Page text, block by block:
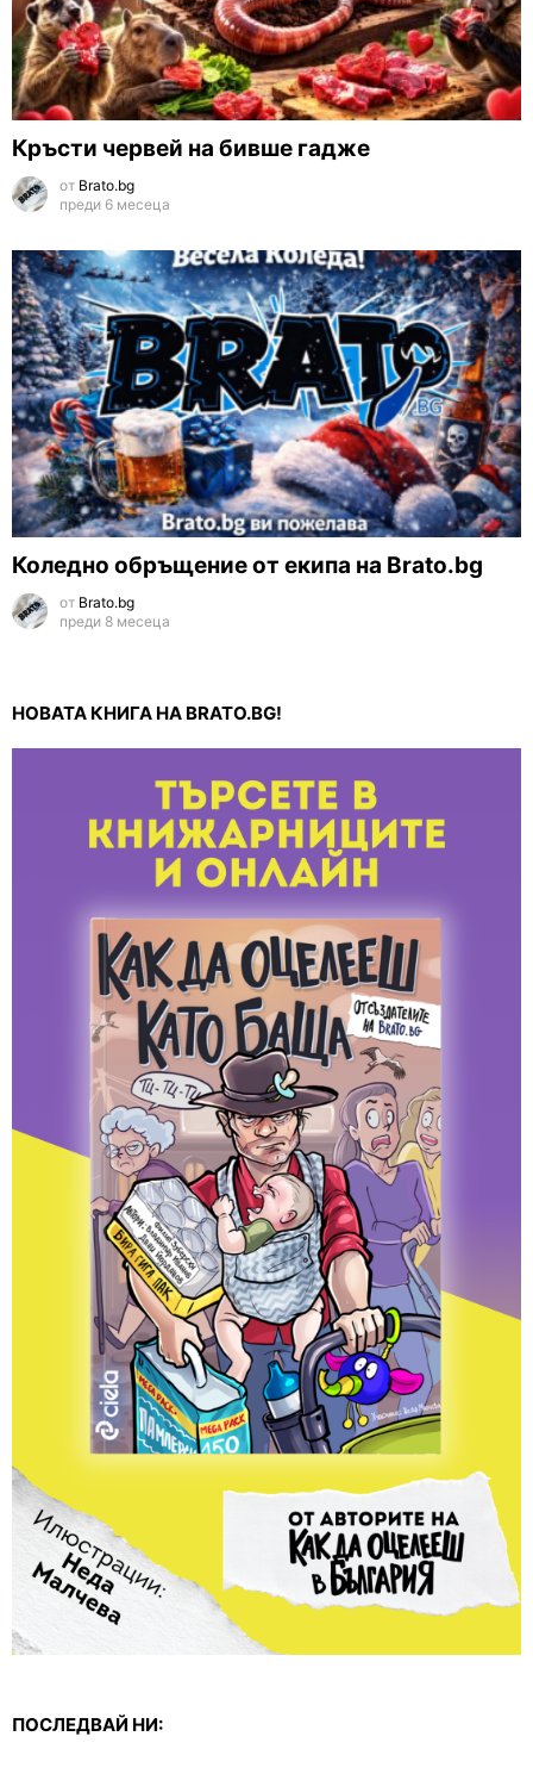
Кръсти червей на бивше гадже
от Brato.bg
преди 6 месеца
Коледно обръщение от екипа на Brato.bg
от Brato.bg
преди 8 месеца
НОВАТА КНИГА НА BRATO.BG!
ПОСЛЕДВАЙ НИ: